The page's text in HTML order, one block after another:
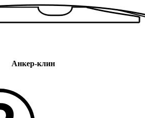
Анкер-клин